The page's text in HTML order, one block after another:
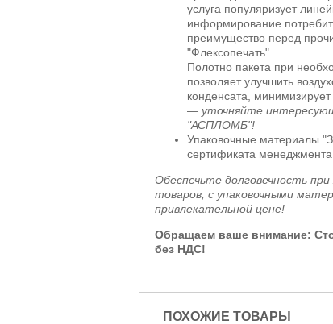
услуга популяризует
информирование
преимущество перед
"Флексопечать".
Полотно пакета при
позволяет улучшить
конденсата,
— уточняйте
"АСПЛОМБ"!
Упаковочные материалы
сертификата менеджмента
Обеспечьте долговечность
товаров, с упаковочными
привлекательной цене!
Обращаем ваше внимание:
без НДС!
ПОХОЖИЕ ТОВАРЫ